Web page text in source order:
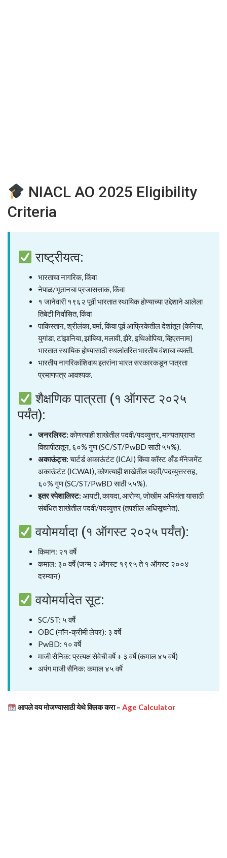
NIACL AO 2025 Eligibility
Criteria
राष्ट्रीयत्व:
भारताचा नागरिक, किंवा
नेपाळ/भूतानचा प्रजासत्ताक, किंवा
१ जानेवारी १९६२ पूर्वी भारतात स्थायिक होण्याच्या उद्देशाने आलेला
तिबेटी निर्वासित, किंवा
पाकिस्तान, श्रीलंका, बर्मा, किंवा पूर्व आफ्रिकेतील देशांतून (केनिया,
युगांडा, टांझानिया, झांबिया, मलावी, झैरे, इथिओपिया, व्हिएतनाम)
भारतात स्थायिक होण्यासाठी स्थलांतरित भारतीय वंशाचा व्यक्ती.
भारतीय नागरिकांशिवाय इतरांना भारत सरकारकडून पात्रता
प्रमाणपत्र आवश्यक.
शैक्षणिक पात्रता (१ ऑगस्ट २०२५
पर्यंत):
जनरलिस्ट:कोणत्याही शाखेतील पदवी/पदव्युत्तर, मान्यताप्राप्त
विद्यापीठातून, ६०% गुण (SC/ST/PwBD साठी ५५%).
अकाऊंट्स:चार्टर्ड अकाऊंटंट (ICAI) किंवा कॉस्ट अँड मॅनेजमेंट
अकाऊंटंट (ICWAI), कोणत्याही शाखेतील पदवी/पदव्युत्तरसह,
६०% गुण (SC/ST/PwBD साठी ५५%).
इतर स्पेशालिस्ट: आयटी, कायदा, आरोग्य, जोखीम अभियंता यासाठी
संबंधित शाखेतील पदवी/पदव्युत्तर (तपशील अधिसूचनेत).
वयोमर्यादा (१ ऑगस्ट २०२५ पर्यंत):
किमान: २१ वर्षे
कमाल: ३० वर्षे (जन्म २ ऑगस्ट १९९५ ते १ ऑगस्ट २००४
दरम्यान)
वयोमर्यादेत सूट:
SC/ST: ५ वर्षे
OBC (नॉन-क्रीमी लेयर): ३ वर्षे
PwBD: १० वर्षे
माजी सैनिक: प्रत्यक्ष सेवेची वर्षे + ३ वर्षे (कमाल ४५ वर्षे)
अपंग माजी सैनिक: कमाल ४५ वर्षे
आपले वय मोजण्यासाठी येथे क्लिक करा –Age Calculator